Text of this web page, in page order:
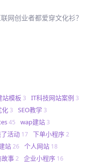
网创业者都爱穿文化衫？
站模板 3 IT科技网站案例 3
化 3 SEO教学 3
45 wap建站 3
了活动 17 下单小程序2
站26 个人网站 18
事2 企业小程序 16